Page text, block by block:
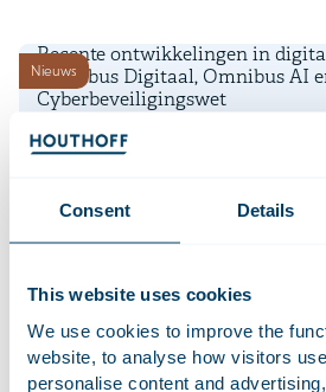
Consent Details
This website uses cookies
We use cookies to improve the
website, to analyse how visitors
personalise content and
Nieuws
Recente ontwikkelingen in
Omnibus Digitaal, Omnibus AI
Cyberbeveiligingswet
Nieuws
18 februari 2026
Recente ontwikkelingen in
gegevensbescherming: online
boete AP en
Nieuws
28 november 2025
ACM en AP vanaf nu bevoegd
Dataverordening